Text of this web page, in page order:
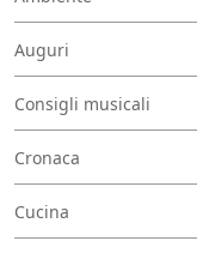
Auguri
Consigli musicali
Cronaca
Cucina